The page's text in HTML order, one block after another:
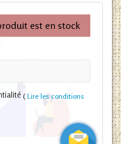
est en stock
( Lire les conditions